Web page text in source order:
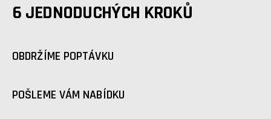
6 JEDNODUCHÝCH KROKŮ
OBDRŽÍME POPTÁVKU
POŠLEME VÁM NABÍDKU